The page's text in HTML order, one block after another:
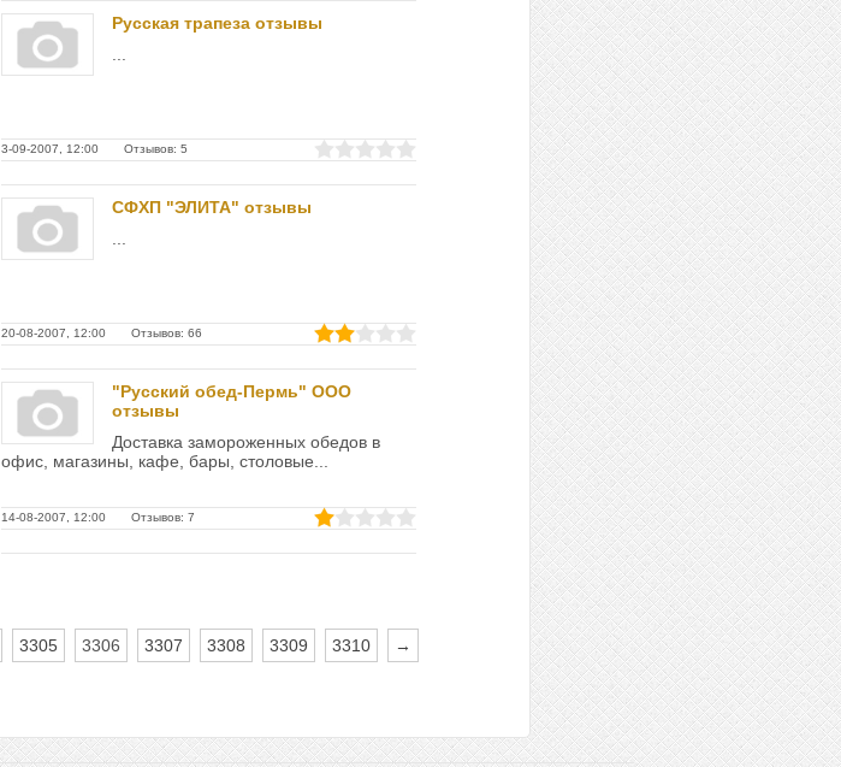
Русская трапеза отзывы
3-09-2007, 12:00 Отзывов: 5
СФХП "ЭЛИТА" отзывы
20-08-2007, 12:00 Отзывов: 66
"Русский обед-Пермь" ООО
отзывы
Доставка замороженных обедов в
офис, магазины, кафе, бары, столовые...
14-08-2007, 12:00 Отзывов: 7
3305 3306 3307 3308 3309 3310 →